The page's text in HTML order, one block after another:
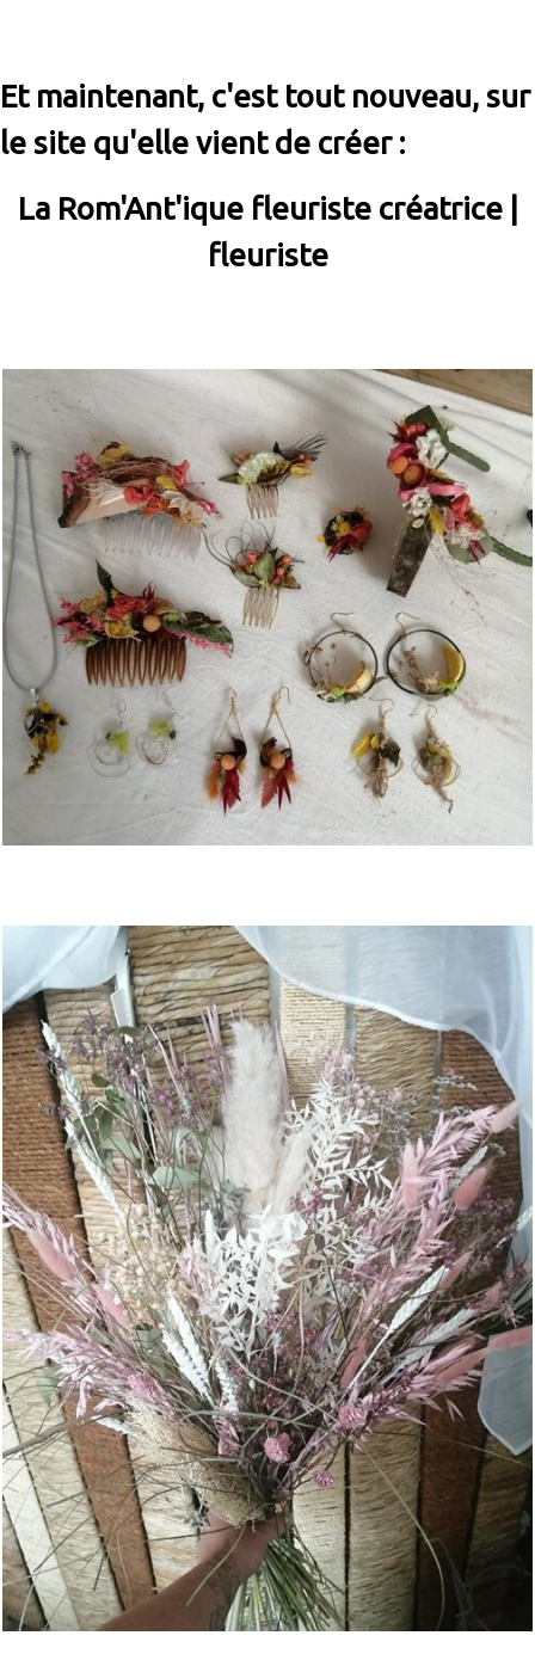
Et maintenant, c'est tout nouveau, sur
le site qu'elle vient de créer :
La Rom'Ant'ique fleuriste créatrice |
fleuriste